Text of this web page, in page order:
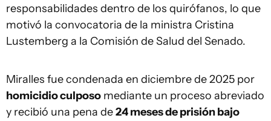
responsabilidades dentro de los quirófanos, lo que
motivó la convocatoria de la ministra Cristina
Lustemberg a la Comisión de Salud del Senado.
Miralles fue condenada en diciembre de 2025 por
homicidio culposo mediante un proceso abreviado
y recibió una pena de24 meses de prisión bajo